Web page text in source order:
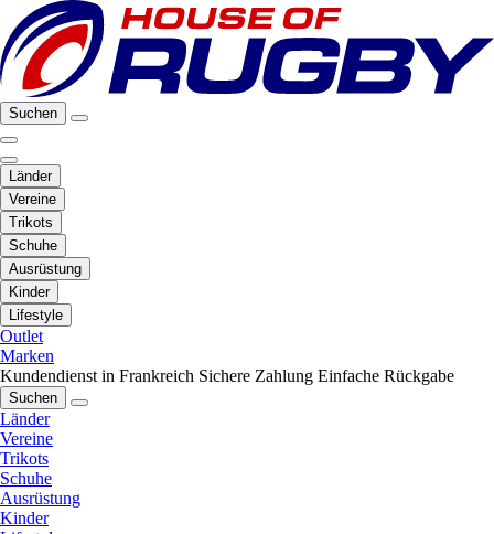
Suchen
Länder
Vereine
Trikots
Schuhe
Ausrüstung
Kinder
Lifestyle
Outlet
Marken
Kundendienst in Frankreich Sichere Zahlung Einfache Rückgabe
Suchen
Länder
Vereine
Trikots
Schuhe
Ausrüstung
Kinder